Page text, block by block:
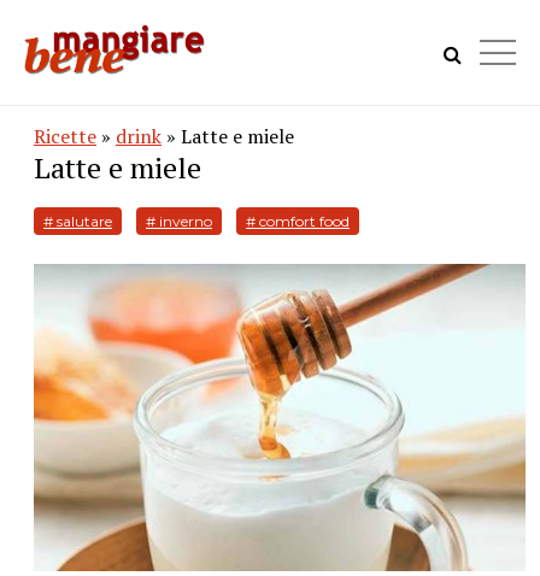
Ricette » drink » Latte e miele
Latte e miele
# salutare # inverno # comfort food